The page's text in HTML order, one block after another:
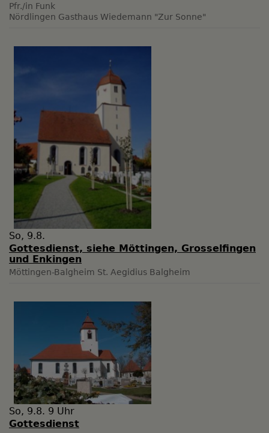
Pfr./in Funk
Nördlingen Gasthaus Wiedemann "Zur Sonne"
So, 9.8.
Gottesdienst, siehe Möttingen, Grosselfingen
und Enkingen
Möttingen-Balgheim St. Aegidius Balgheim
So, 9.8. 9 Uhr
Gottesdienst